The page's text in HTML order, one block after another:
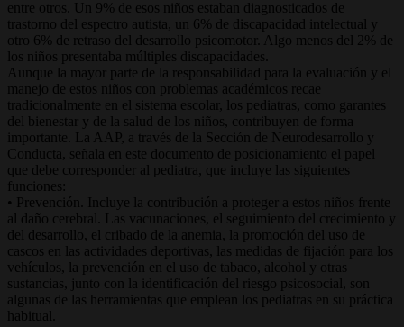
entre otros. Un 9% de esos niños estaban diagnosticados de
trastorno del espectro autista, un 6% de discapacidad intelectual y
otro 6% de retraso del desarrollo psicomotor. Algo menos del 2% de
los niños presentaba múltiples discapacidades.
Aunque la mayor parte de la responsabilidad para la evaluación y el
manejo de estos niños con problemas académicos recae
tradicionalmente en el sistema escolar, los pediatras, como garantes
del bienestar y de la salud de los niños, contribuyen de forma
importante. La AAP, a través de la Sección de Neurodesarrollo y
Conducta, señala en este documento de posicionamiento el papel
que debe corresponder al pediatra, que incluye las siguientes
funciones:
• Prevención. Incluye la contribución a proteger a estos niños frente
al daño cerebral. Las vacunaciones, el seguimiento del crecimiento y
del desarrollo, el cribado de la anemia, la promoción del uso de
cascos en las actividades deportivas, las medidas de fijación para los
vehículos, la prevención en el uso de tabaco, alcohol y otras
sustancias, junto con la identificación del riesgo psicosocial, son
algunas de las herramientas que emplean los pediatras en su práctica
habitual.